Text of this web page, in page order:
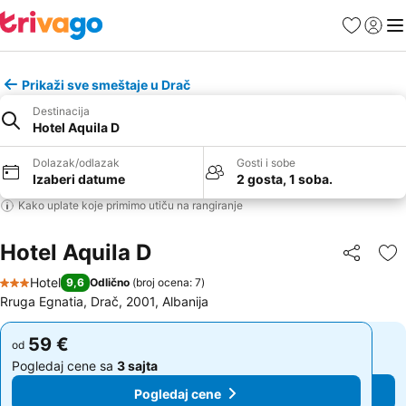
FavoritiPrijavi
Prikaži sve smeštaje u Drač
Destinacija
Hotel Aquila D
Dolazak/odlazak
Izaberi datume
Gosti i sobe
2 gosta, 1 soba.
Kako uplate koje primimo utiču na rangiranje
Hotel Aquila D Deli
3 Zvezdice
Hotel 9,6 Odlično (broj ocena: 7)
Rruga Egnatia, Drač, 2001, Albanija
od 59 €
Pogledaj cene sa 3 sajta
Pogledaj cene
od 59 €
Pogledaj cene sa 3 sajta
Pogledaj cene